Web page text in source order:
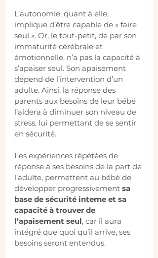
L’autonomie, quant à elle,
implique d’être capable de « faire
seul ». Or, le tout-petit, de par son
immaturité cérébrale et
émotionnelle, n’a pas la capacité à
s’apaiser seul. Son apaisement
dépend de l’intervention d’un
adulte. Ainsi, la réponse des
parents aux besoins de leur bébé
l’aidera à diminuer son niveau de
stress, lui permettant de se sentir
en sécurité.
Les expériences répétées de
réponse à ses besoins de la part de
l’adulte, permettent au bébé de
développer progressivement sa
base de sécurité interne et sa
capacité à trouver de
l’apaisement seul, car il aura
intégré que quoi qu’il arrive, ses
besoins seront entendus.